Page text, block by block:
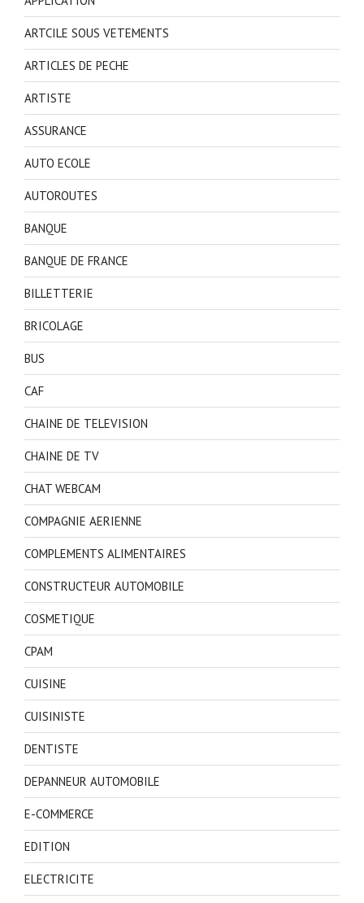
ARTCILE SOUS VETEMENTS
ARTICLES DE PECHE
ARTISTE
ASSURANCE
AUTO ECOLE
AUTOROUTES
BANQUE
BANQUE DE FRANCE
BILLETTERIE
BRICOLAGE
BUS
CAF
CHAINE DE TELEVISION
CHAINE DE TV
CHAT WEBCAM
COMPAGNIE AERIENNE
COMPLEMENTS ALIMENTAIRES
CONSTRUCTEUR AUTOMOBILE
COSMETIQUE
CPAM
CUISINE
CUISINISTE
DENTISTE
DEPANNEUR AUTOMOBILE
E-COMMERCE
EDITION
ELECTRICITE